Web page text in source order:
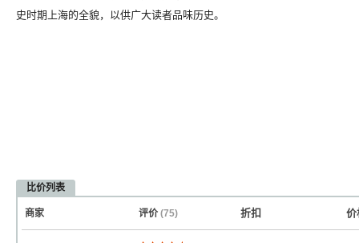
史时期上海的全貌，以供广大读者品味历史。
比价列表
商家 评价 (75) 折扣 价